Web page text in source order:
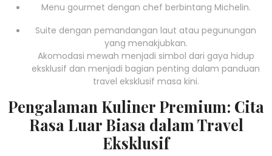
Menu gourmet dengan chef berbintang Michelin.
Suite dengan pemandangan laut atau pegunungan
yang menakjubkan.
Akomodasi mewah menjadi simbol dari gaya hidup
eksklusif dan menjadi bagian penting dalam panduan
travel eksklusif masa kini.
Pengalaman Kuliner Premium: Cita
Rasa Luar Biasa dalam Travel
Eksklusif